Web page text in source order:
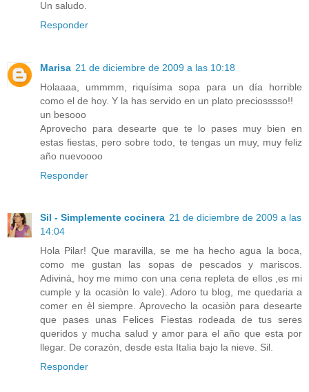
Un saludo.
Responder
Marisa 21 de diciembre de 2009 a las 10:18
Holaaaa, ummmm, riquísima sopa para un día horrible
como el de hoy. Y la has servido en un plato preciosssso!!
un besooo
Aprovecho para desearte que te lo pases muy bien en
estas fiestas, pero sobre todo, te tengas un muy, muy feliz
año nuevoooo
Responder
Sil - Simplemente cocinera 21 de diciembre de 2009 a las
14:04
Hola Pilar! Que maravilla, se me ha hecho agua la boca,
como me gustan las sopas de pescados y mariscos.
Adivinà, hoy me mimo con una cena repleta de ellos ,es mi
cumple y la ocasiòn lo vale). Adoro tu blog, me quedaria a
comer en èl siempre. Aprovecho la ocasiòn para desearte
que pases unas Felices Fiestas rodeada de tus seres
queridos y mucha salud y amor para el año que esta por
llegar. De corazòn, desde esta Italia bajo la nieve. Sil.
Responder